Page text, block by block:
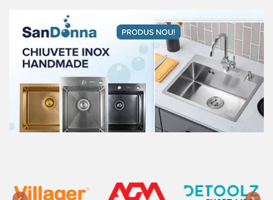
Compresor de aer 24L 150W
TechnoWorker+Kit Accesorii aer
comprimat TechnoWorker ATK-01
(5 piese)
Art:
VOR57907
2999 lei
ATK-17 (5 piese)
Art:
VOR56720